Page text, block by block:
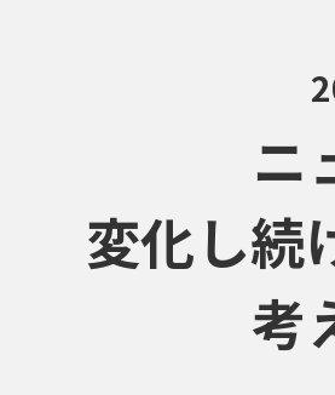
ニ
変化し続
考